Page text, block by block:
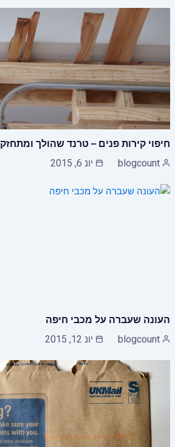
חיפוי קירות פנים – טרנד שהולך ומתחזק
blogcount יונ 6, 2015
העונה שעברה על מכבי חיפה
blogcount יונ 12, 2015